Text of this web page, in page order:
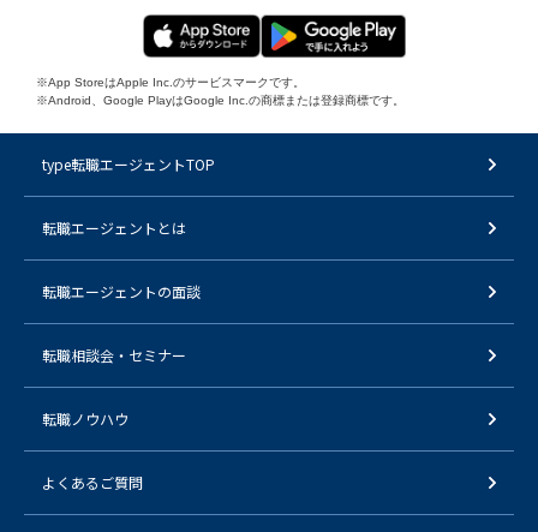
※App StoreはApple Inc.のサービスマークです。
※Android、Google PlayはGoogle Inc.の商標または登録商標です。
type転職エージェントTOP
転職エージェントとは
転職エージェントの面談
転職相談会・セミナー
転職ノウハウ
よくあるご質問